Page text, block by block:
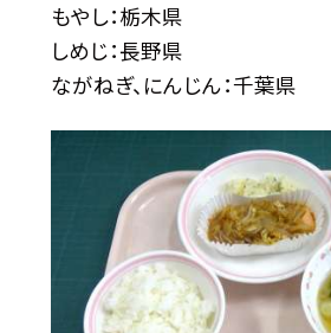
もやし：栃木県
しめじ：長野県
ながねぎ、にんじん：千葉県